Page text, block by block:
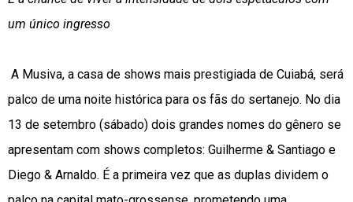
um único ingresso
A Musiva, a casa de shows mais prestigiada de Cuiabá, será
palco de uma noite histórica para os fãs do sertanejo. No dia
13 de setembro (sábado) dois grandes nomes do gênero se
apresentam com shows completos: Guilherme & Santiago e
Diego & Arnaldo. É a primeira vez que as duplas dividem o